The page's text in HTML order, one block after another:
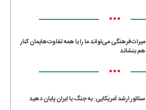
•••
میراث‌فرهنگی می‌تواند ما را با همه تفاوت‌هایمان کنار
هم بنشاند
•••
سناتور ارشد آمریکایی: به جنگ با ایران پایان دهید